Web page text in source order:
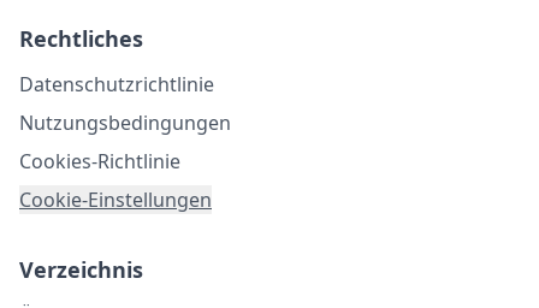
Rechtliches
Datenschutzrichtlinie
Nutzungsbedingungen
Cookies-Richtlinie
Cookie-Einstellungen
Verzeichnis